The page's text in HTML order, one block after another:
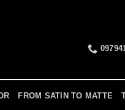
FROM SATIN TO MATTE